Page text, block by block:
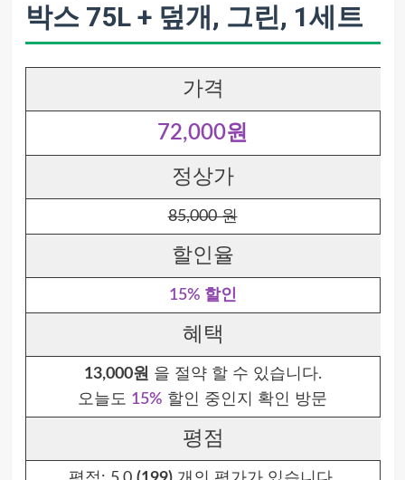
박스 75L + 덮개, 그린, 1세트
가격
72,000원
정상가
85,000 원
할인율
15% 할인
혜택
13,000원 을 절약 할 수 있습니다.
오늘도 15% 할인 중인지 확인 방문
평점